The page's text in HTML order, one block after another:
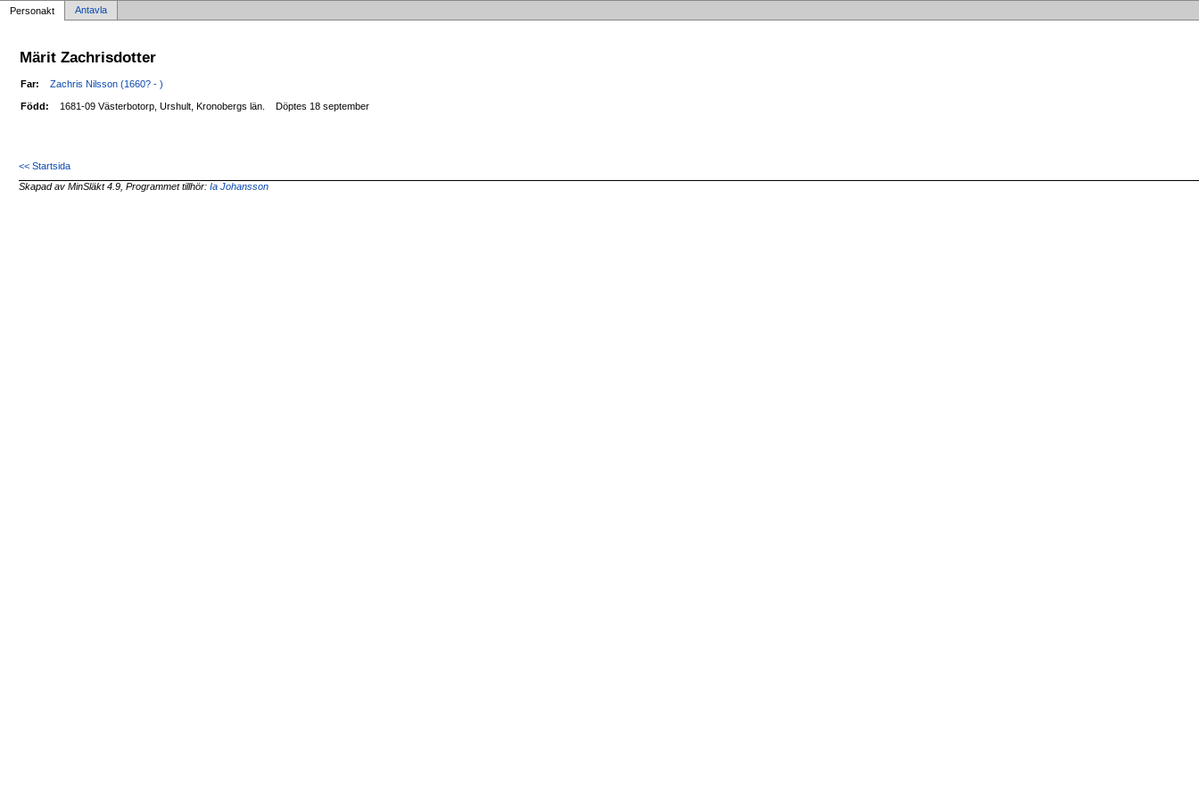
Personakt Antavla
Märit Zachrisdotter
Far: Zachris Nilsson (1660? - )
Född: 1681-09 Västerbotorp, Urshult, Kronobergs län. Döptes 18 september
<< Startsida
Skapad av MinSläkt 4.9, Programmet tillhör:Ia Johansson